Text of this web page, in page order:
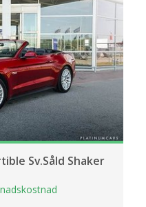
Sv.Såld Shaker